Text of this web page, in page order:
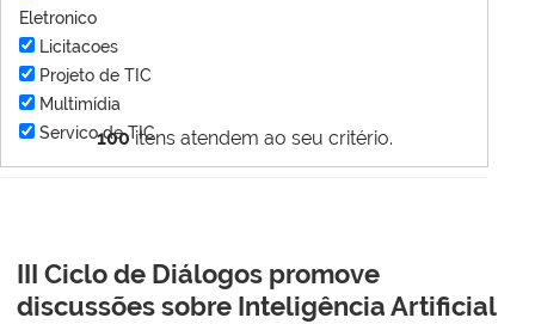
100itens atendem ao seu critério.
Eletronico
Licitacoes
Projeto de TIC
Multimídia
Servico de TIC
III Ciclo de Diálogos promove
discussões sobre Inteligência Artificial